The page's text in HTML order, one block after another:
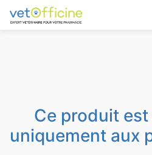
Ce produit
uniquement aux